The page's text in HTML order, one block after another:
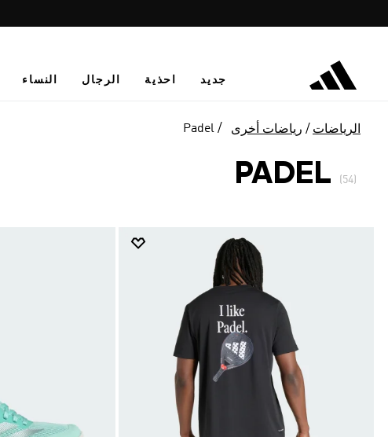
جديد احذية الرجال النساء
الرياضات رياضات أخرى Padel
PADEL (54)